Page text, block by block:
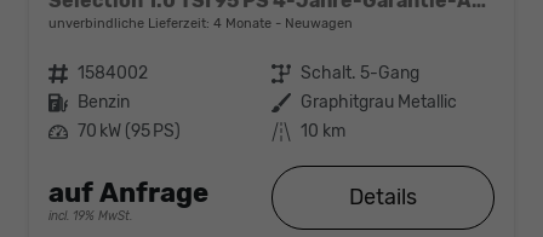
unverbindliche Lieferzeit: 4 Monate Neuwagen
Fahrzeugnr. 1584002 Getriebe Schalt. 5-Gang
Kraftstoff Benzin Außenfarbe Graphitgrau Metallic
Leistung 70 kW (95 PS) Kilometerstand 10 km
auf Anfrage
incl. 19% MwSt.
Details